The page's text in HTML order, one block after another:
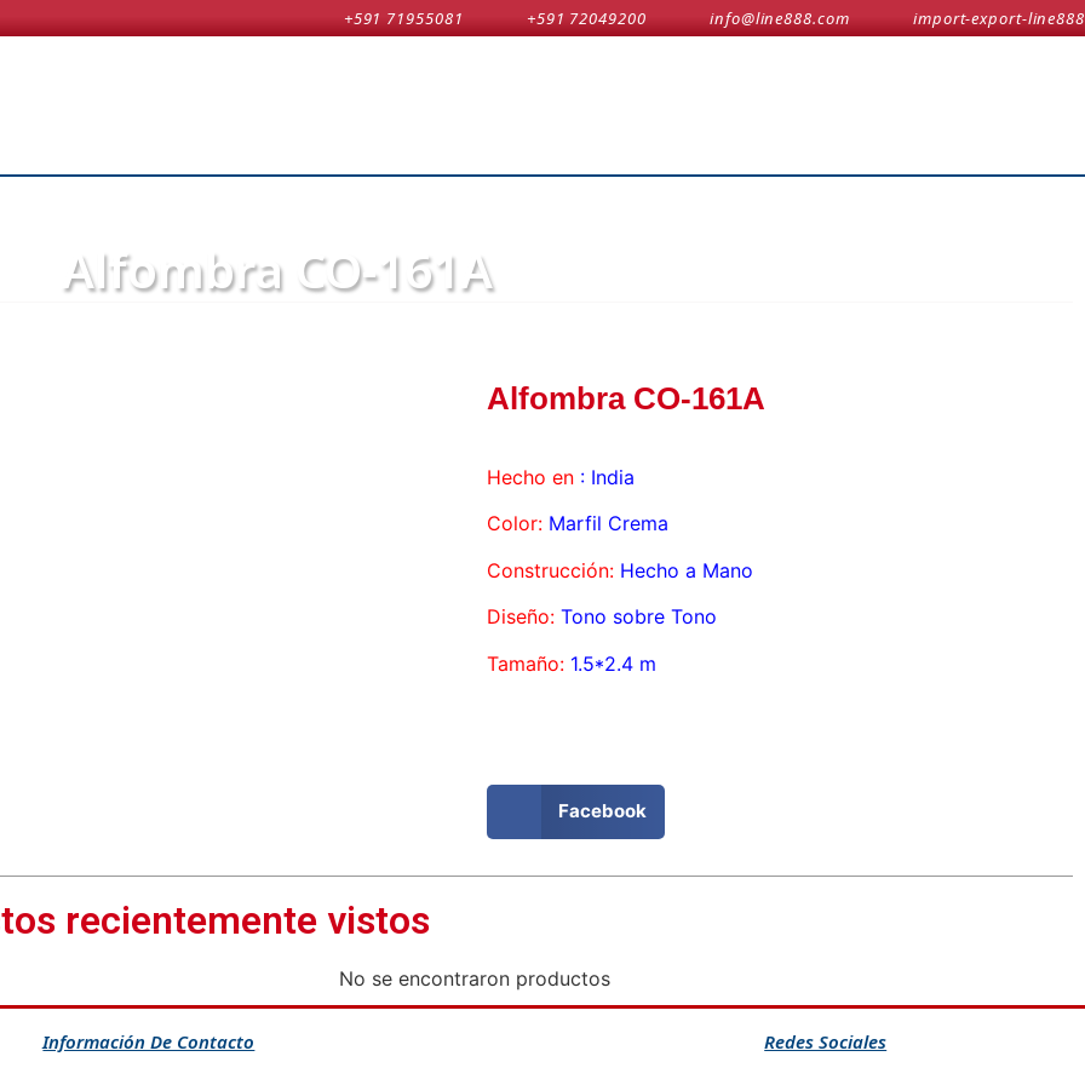
+591 71955081 +591 72049200 info@line888.com import-export-line888
Alfombra CO-161A
Alfombra CO-161A
Hecho en : India
Color: Marfil Crema
Construcción: Hecho a Mano
Diseño: Tono sobre Tono
Tamaño: 1.5*2.4 m
Facebook
recientemente vistos
No se encontraron productos
Información De Contacto Redes Sociales